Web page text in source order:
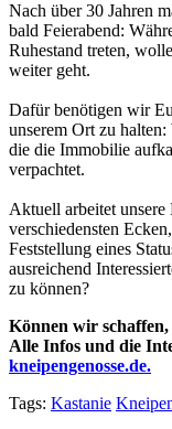
Nach über 30 Jahren
bald Feierabend:
Ruhestand treten,
weiter geht.
Dafür benötigen wir
unserem Ort zu
die die Immobilie
verpachtet.
Aktuell arbeitet
verschiedensten
Feststellung eines
ausreichend
zu können?
Können wir
Alle Infos und die
kneipengenosse.de.
Tags: Kastanie